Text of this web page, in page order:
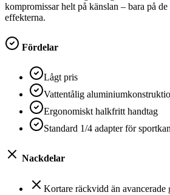
kompromissar helt på känslan – bara på de
effekterna.
Fördelar
Lågt pris
Vattentålig
Ergonomiskt halkfritt handtag
Standard 1/4 adapter för
Nackdelar
Kortare räckvidd än avancerade